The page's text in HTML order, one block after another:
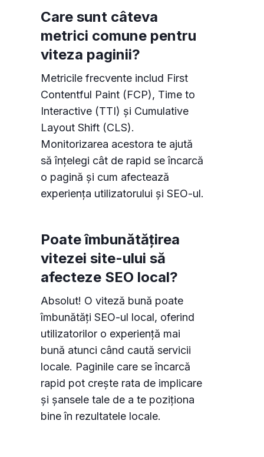
Care sunt câteva
metrici comune pentru
viteza paginii?
Metricile frecvente includ First
Contentful Paint (FCP), Time to
Interactive (TTI) și Cumulative
Layout Shift (CLS).
Monitorizarea acestora te ajută
să înțelegi cât de rapid se încarcă
o pagină și cum afectează
experiența utilizatorului și SEO-ul.
Poate îmbunătățirea
vitezei site-ului să
afecteze SEO local?
Absolut! O viteză bună poate
îmbunătăți SEO-ul local, oferind
utilizatorilor o experiență mai
bună atunci când caută servicii
locale. Paginile care se încarcă
rapid pot crește rata de implicare
și șansele tale de a te poziționa
bine în rezultatele locale.